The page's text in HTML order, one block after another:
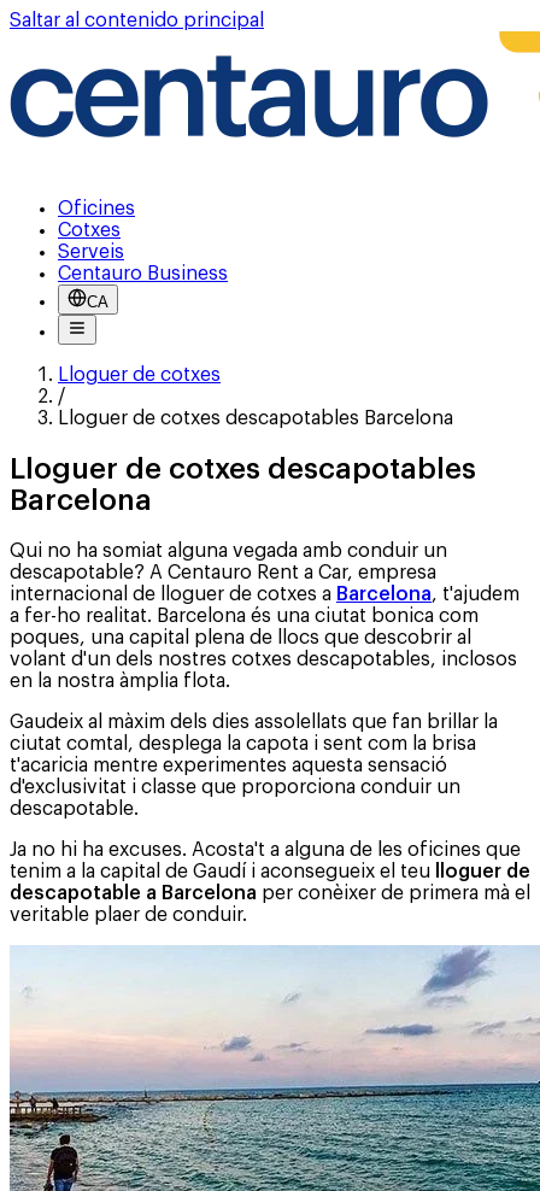
Saltar al contenido principal
Oficines
Cotxes
Serveis
Centauro Business
CA
Lloguer de cotxes
/
Lloguer de cotxes descapotables Barcelona
Lloguer de cotxes descapotables
Barcelona
Qui no ha somiat alguna vegada amb conduir un
descapotable? A Centauro Rent a Car, empresa
internacional de lloguer de cotxes a Barcelona, ​​t'ajudem
a fer-ho realitat. Barcelona és una ciutat bonica com
poques, una capital plena de llocs que descobrir al
volant d'un dels nostres cotxes descapotables, inclosos
en la nostra àmplia flota.
Gaudeix al màxim dels dies assolellats que fan brillar la
ciutat comtal, desplega la capota i sent com la brisa
t'acaricia mentre experimentes aquesta sensació
d'exclusivitat i classe que proporciona conduir un
descapotable.
Ja no hi ha excuses. Acosta't a alguna de les oficines que
tenim a la capital de Gaudí i aconsegueix el teu
lloguer de
descapotable a Barcelona per conèixer de primera mà el
veritable plaer de conduir.